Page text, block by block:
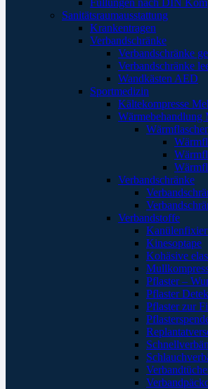
Füllungen nach DIN
Sanitätsraumausstattung
Krankentragen
Verbandschränke
Verbandschränke
Verbandschränke
Wandkästen AED
Sportmedizin
Kältekompresse
Wärmebehandlung
Verbandschränke
Verbandstoffe
Kinesoptape
Kohäsive
Pflaster –
Pflaster
Pflaster zur